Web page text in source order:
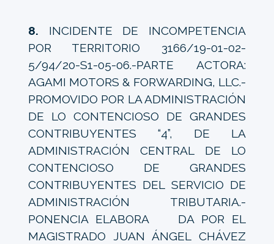
8. INCIDENTE DE INCOMPETENCIA
POR TERRITORIO 3166/19-01-02-
5/94/20-S1-05-06.-PARTE ACTORA:
AGAMI MOTORS & FORWARDING, LLC.-
PROMOVIDO POR LA ADMINISTRACIÓN
DE LO CONTENCIOSO DE GRANDES
CONTRIBUYENTES “4”, DE LA
ADMINISTRACIÓN CENTRAL DE LO
CONTENCIOSO DE GRANDES
CONTRIBUYENTES DEL SERVICIO DE
ADMINISTRACIÓN TRIBUTARIA.-
PONENCIA ELABORA DA POR EL
MAGISTRADO JUAN ÁNGEL CHÁVEZ